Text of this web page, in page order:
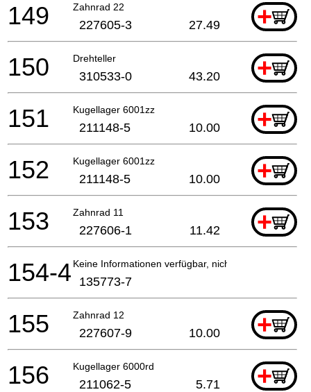
Zahnrad 22 +
149 227605-3 27.49
Drehteller +
150 310533-0 43.20
Kugellager 6001zz +
151 211148-5 10.00
Kugellager 6001zz +
152 211148-5 10.00
Zahnrad 11 +
153 227606-1 11.42
Keine Informationen verfügbar, nicht bestellbar
154-4 135773-7
Zahnrad 12 +
155 227607-9 10.00
Kugellager 6000rd +
156 211062-5 5.71